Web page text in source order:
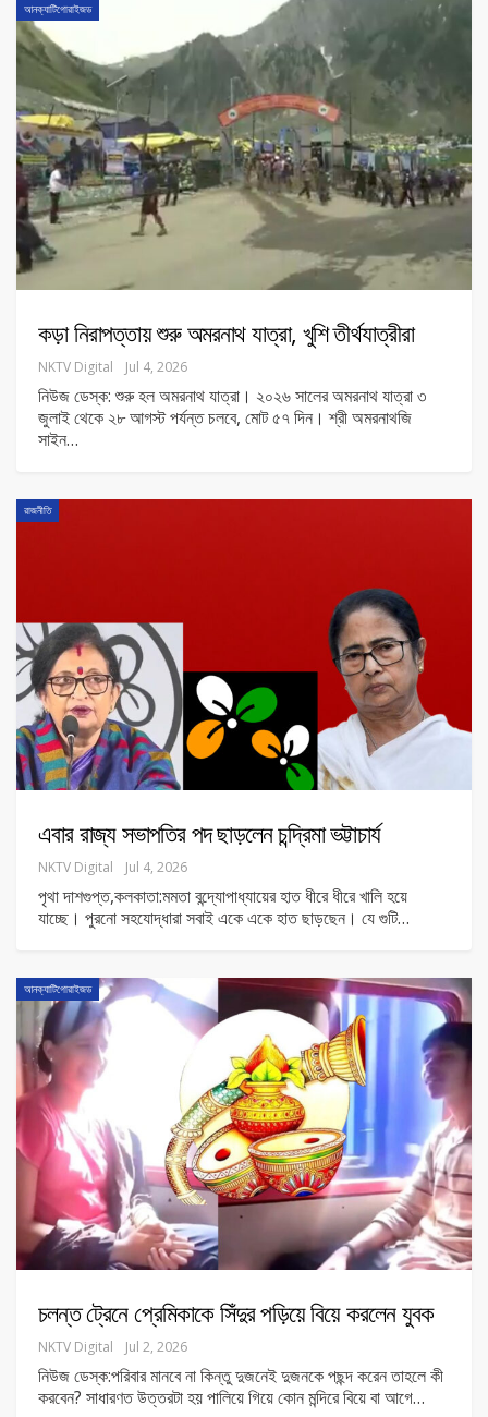
আনক্যাটিগোরাইজড
কড়া নিরাপত্তায় শুরু অমরনাথ যাত্রা, খুশি তীর্থযাত্রীরা
NKTV Digital Jul 4, 2026
নিউজ ডেস্ক: শুরু হল অমরনাথ যাত্রা। ২০২৬ সালের অমরনাথ যাত্রা ৩
জুলাই থেকে ২৮ আগস্ট পর্যন্ত চলবে, মোট ৫৭ দিন। শ্রী অমরনাথজি
সাইন…
রাজনীতি
এবার রাজ্য সভাপতির পদ ছাড়লেন চন্দ্রিমা ভট্টাচার্য
NKTV Digital Jul 4, 2026
পৃথা দাশগুপ্ত,কলকাতা:মমতা বন্দ্যোপাধ্যায়ের হাত ধীরে ধীরে খালি হয়ে
যাচ্ছে। পুরনো সহযোদ্ধারা সবাই একে একে হাত ছাড়ছেন।‌ যে গুটি…
আনক্যাটিগোরাইজড
চলন্ত ট্রেনে প্রেমিকাকে সিঁদুর পড়িয়ে বিয়ে করলেন যুবক
NKTV Digital Jul 2, 2026
নিউজ ডেস্ক:পরিবার মানবে না কিন্তু দুজনেই দুজনকে পছন্দ করেন তাহলে কী
করবেন? সাধারণত উত্তরটা হয় পালিয়ে গিয়ে কোন মন্দিরে বিয়ে বা আগে…